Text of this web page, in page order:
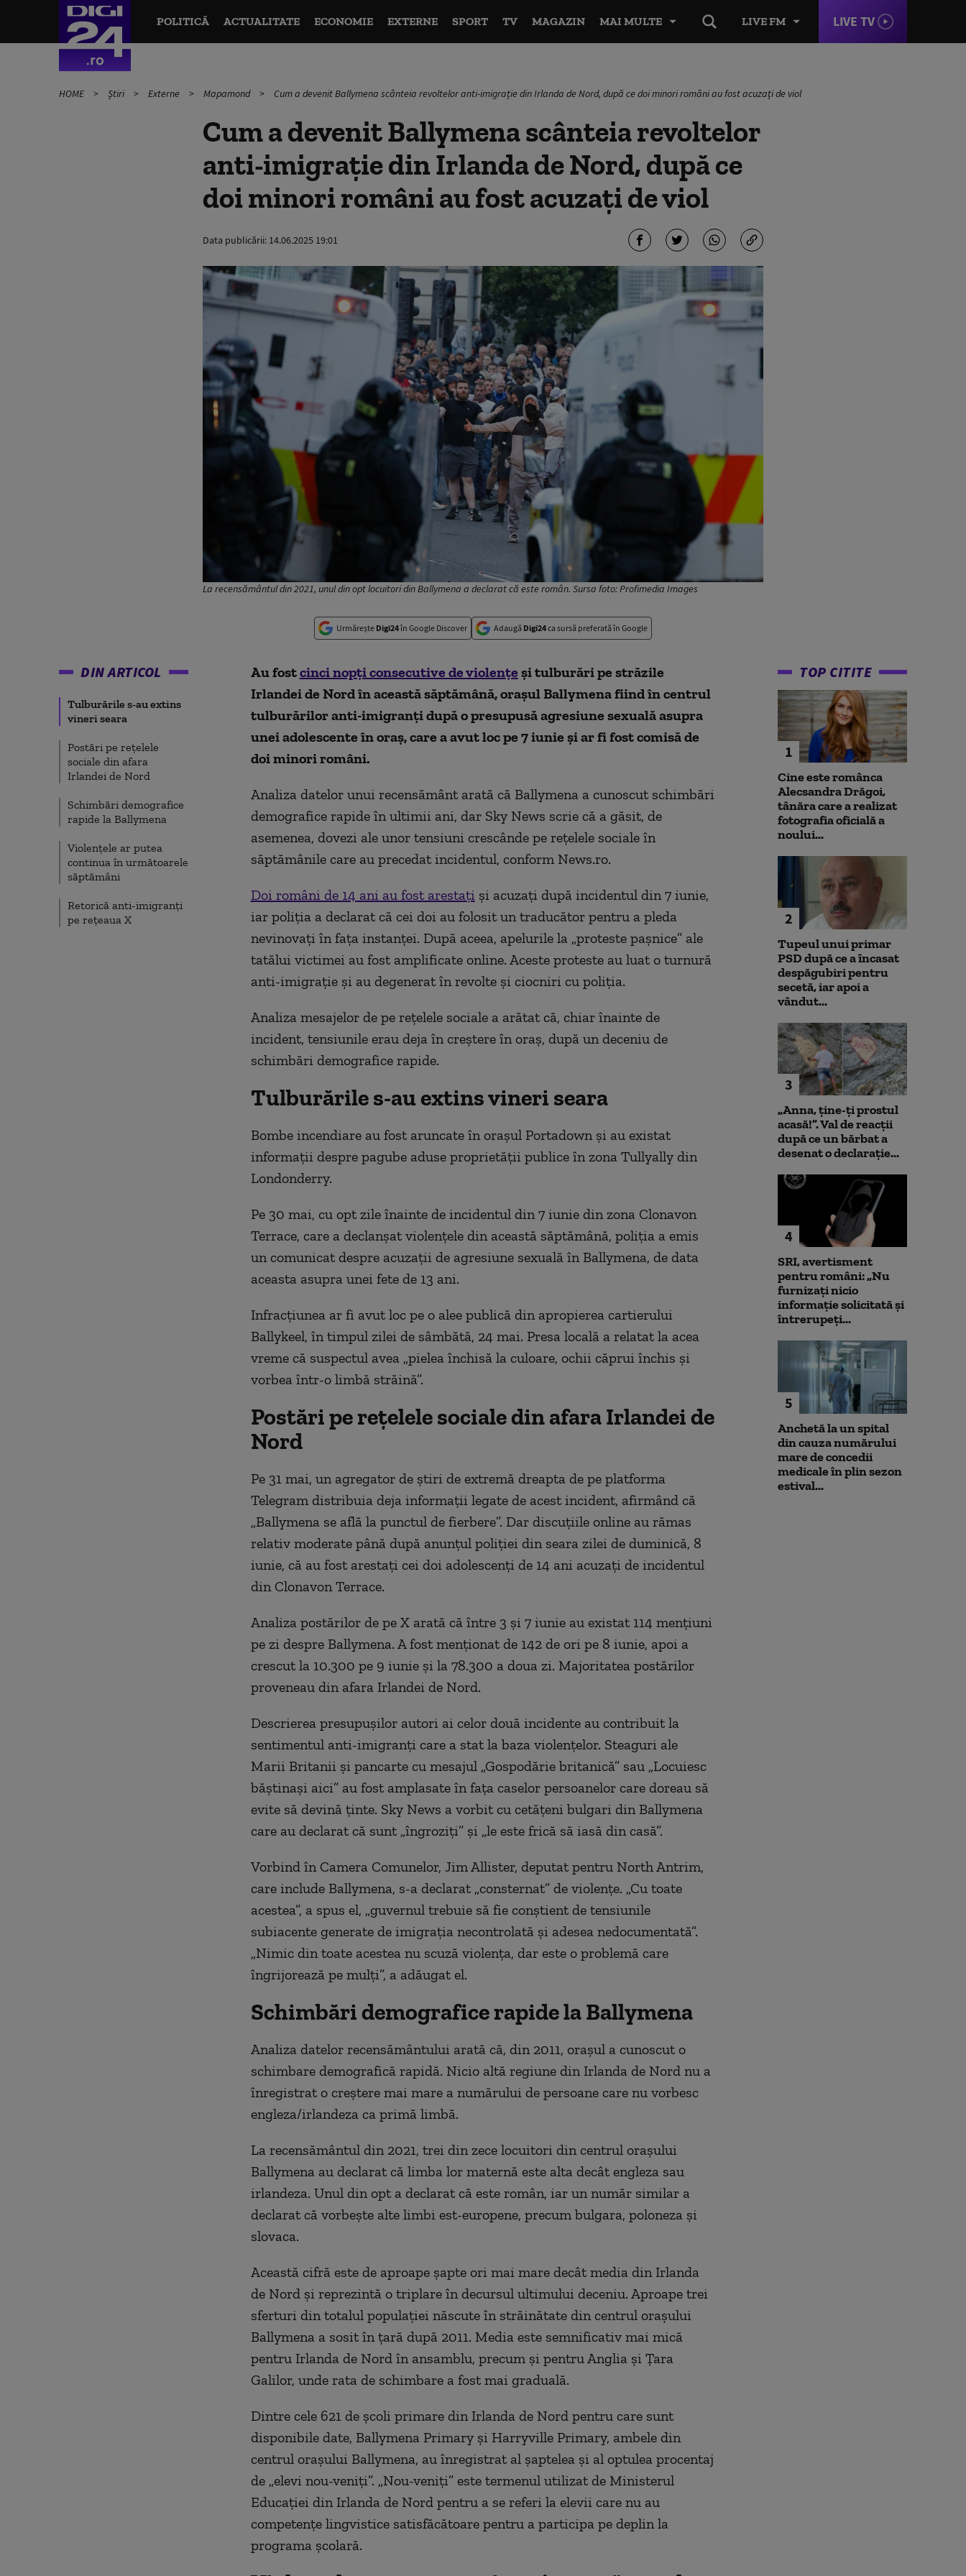
LIVE FM LIVE TV
POLITICĂ ACTUALITATE ECONOMIE EXTERNE SPORT TV MAGAZIN MAI MULTE
HOME Știri Externe Mapamond Cum a devenit Ballymena scânteia revoltelor anti-imigrație din Irlanda de Nord, după ce doi minori români au fost acuzați de viol
Cum a devenit Ballymena scânteia revoltelor
anti-imigrație din Irlanda de Nord, după ce
doi minori români au fost acuzați de viol
Data publicării: 14.06.2025 19:01
La recensământul din 2021, unul din opt locuitori din Ballymena a declarat că este român. Sursa foto: Profimedia Images
Urmărește Digi24în Google Discover Adaugă Digi24ca sursă preferată în Google
DIN ARTICOL
Tulburările s-au extins
vineri seara
Postări pe rețelele
sociale din afara
Irlandei de Nord
Schimbări demografice
rapide la Ballymena
Violențele ar putea
continua în următoarele
săptămâni
Retorică anti-imigranți
pe rețeaua X
Au fostcinci nopţi consecutive de violenţe şi tulburări pe străzile
Irlandei de Nord în această săptămână, oraşul Ballymena fiind în centrul
tulburărilor anti-imigranţi după o presupusă agresiune sexuală asupra
unei adolescente în oraş, care a avut loc pe 7 iunie şi ar fi fost comisă de
doi minori români.
Analiza datelor unui recensământ arată că Ballymena a cunoscut schimbări
demografice rapide în ultimii ani, dar Sky News scrie că a găsit, de
asemenea, dovezi ale unor tensiuni crescânde pe reţelele sociale în
săptămânile care au precedat incidentul, conform News.ro.
Doi români de 14 ani au fost arestaţişi acuzaţi după incidentul din 7 iunie,
iar poliţia a declarat că cei doi au folosit un traducător pentru a pleda
nevinovaţi în faţa instanţei. După aceea, apelurile la „proteste paşnice” ale
tatălui victimei au fost amplificate online. Aceste proteste au luat o turnură
anti-imigraţie şi au degenerat în revolte şi ciocniri cu poliţia.
Analiza mesajelor de pe reţelele sociale a arătat că, chiar înainte de
incident, tensiunile erau deja în creştere în oraş, după un deceniu de
schimbări demografice rapide.
Tulburările s-au extins vineri seara
Bombe incendiare au fost aruncate în oraşul Portadown şi au existat
informaţii despre pagube aduse proprietăţii publice în zona Tullyally din
Londonderry.
Pe 30 mai, cu opt zile înainte de incidentul din 7 iunie din zona Clonavon
Terrace, care a declanşat violenţele din această săptămână, poliţia a emis
un comunicat despre acuzaţii de agresiune sexuală în Ballymena, de data
aceasta asupra unei fete de 13 ani.
Infracţiunea ar fi avut loc pe o alee publică din apropierea cartierului
Ballykeel, în timpul zilei de sâmbătă, 24 mai. Presa locală a relatat la acea
vreme că suspectul avea „pielea închisă la culoare, ochii căprui închis şi
vorbea într-o limbă străină”.
Postări pe rețelele sociale din afara Irlandei de
Nord
Pe 31 mai, un agregator de ştiri de extremă dreapta de pe platforma
Telegram distribuia deja informaţii legate de acest incident, afirmând că
„Ballymena se află la punctul de fierbere”. Dar discuţiile online au rămas
relativ moderate până după anunţul poliţiei din seara zilei de duminică, 8
iunie, că au fost arestaţi cei doi adolescenţi de 14 ani acuzaţi de incidentul
din Clonavon Terrace.
Analiza postărilor de pe X arată că între 3 şi 7 iunie au existat 114 menţiuni
pe zi despre Ballymena. A fost menţionat de 142 de ori pe 8 iunie, apoi a
crescut la 10.300 pe 9 iunie şi la 78.300 a doua zi. Majoritatea postărilor
proveneau din afara Irlandei de Nord.
Descrierea presupuşilor autori ai celor două incidente au contribuit la
sentimentul anti-imigranţi care a stat la baza violenţelor. Steaguri ale
Marii Britanii şi pancarte cu mesajul „Gospodărie britanică” sau „Locuiesc
băştinaşi aici” au fost amplasate în faţa caselor persoanelor care doreau să
evite să devină ţinte. Sky News a vorbit cu cetăţeni bulgari din Ballymena
care au declarat că sunt „îngroziţi” şi „le este frică să iasă din casă”.
Vorbind în Camera Comunelor, Jim Allister, deputat pentru North Antrim,
care include Ballymena, s-a declarat „consternat” de violenţe. „Cu toate
acestea”, a spus el, „guvernul trebuie să fie conştient de tensiunile
subiacente generate de imigraţia necontrolată şi adesea nedocumentată”.
„Nimic din toate acestea nu scuză violenţa, dar este o problemă care
îngrijorează pe mulţi”, a adăugat el.
Schimbări demografice rapide la Ballymena
Analiza datelor recensământului arată că, din 2011, oraşul a cunoscut o
schimbare demografică rapidă. Nicio altă regiune din Irlanda de Nord nu a
înregistrat o creştere mai mare a numărului de persoane care nu vorbesc
engleza/irlandeza ca primă limbă.
La recensământul din 2021, trei din zece locuitori din centrul oraşului
Ballymena au declarat că limba lor maternă este alta decât engleza sau
irlandeza. Unul din opt a declarat că este român, iar un număr similar a
declarat că vorbeşte alte limbi est-europene, precum bulgara, poloneza şi
slovaca.
Această cifră este de aproape şapte ori mai mare decât media din Irlanda
de Nord şi reprezintă o triplare în decursul ultimului deceniu. Aproape trei
sferturi din totalul populaţiei născute în străinătate din centrul oraşului
Ballymena a sosit în ţară după 2011. Media este semnificativ mai mică
pentru Irlanda de Nord în ansamblu, precum şi pentru Anglia şi Ţara
Galilor, unde rata de schimbare a fost mai graduală.
Dintre cele 621 de şcoli primare din Irlanda de Nord pentru care sunt
disponibile date, Ballymena Primary şi Harryville Primary, ambele din
centrul oraşului Ballymena, au înregistrat al şaptelea şi al optulea procentaj
de „elevi nou-veniţi”. „Nou-veniţi” este termenul utilizat de Ministerul
Educaţiei din Irlanda de Nord pentru a se referi la elevii care nu au
competenţe lingvistice satisfăcătoare pentru a participa pe deplin la
programa şcolară.
TOP CITITE
1
Cine este românca
Alecsandra Drăgoi,
tânăra care a realizat
fotografia oficială a
noului...
2
Tupeul unui primar
PSD după ce a încasat
despăgubiri pentru
secetă, iar apoi a
vândut...
3
„Anna, ţine-ţi prostul
acasă!”. Val de reacții
după ce un bărbat a
desenat o declarație...
4
SRI, avertisment
pentru români: „Nu
furnizați nicio
informație solicitată și
întrerupeți...
5
Anchetă la un spital
din cauza numărului
mare de concedii
medicale în plin sezon
estival...